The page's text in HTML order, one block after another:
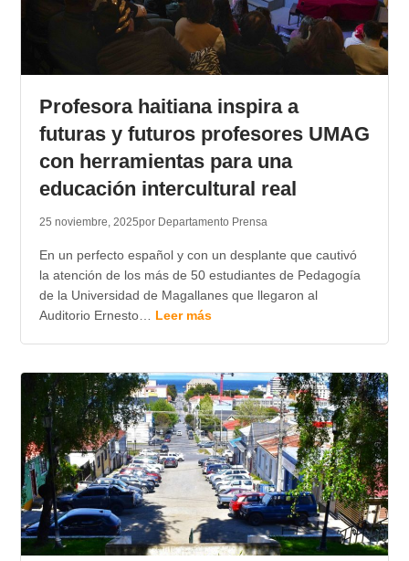
Profesora haitiana inspira a
futuras y futuros profesores UMAG
con herramientas para una
educación intercultural real
25 noviembre, 2025por Departamento Prensa
En un perfecto español y con un desplante que cautivó
la atención de los más de 50 estudiantes de Pedagogía
de la Universidad de Magallanes que llegaron al
Auditorio Ernesto… Leer más